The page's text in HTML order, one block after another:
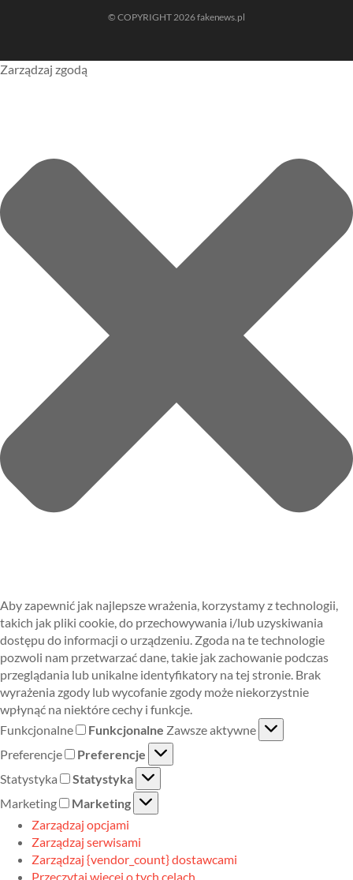
© COPYRIGHT 2026 fakenews.pl
Zarządzaj zgodą
Aby zapewnić jak najlepsze wrażenia, korzystamy z technologii,
takich jak pliki cookie, do przechowywania i/lub uzyskiwania
dostępu do informacji o urządzeniu. Zgoda na te technologie
pozwoli nam przetwarzać dane, takie jak zachowanie podczas
przeglądania lub unikalne identyfikatory na tej stronie. Brak
wyrażenia zgody lub wycofanie zgody może niekorzystnie
wpłynąć na niektóre cechy i funkcje.
Funkcjonalne
Funkcjonalne Zawsze aktywne
Preferencje
Preferencje
Statystyka
Statystyka
Marketing
Marketing
Zarządzaj opcjami
Zarządzaj serwisami
Zarządzaj {vendor_count} dostawcami
Przeczytaj więcej o tych celach